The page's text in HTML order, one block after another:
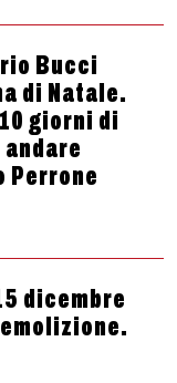
Bucci
di Natale.
giorni di
Perrone
dicembre